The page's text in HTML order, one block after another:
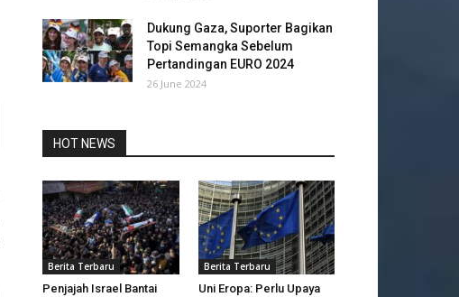
Dukung Gaza, Suporter Bagikan
Topi Semangka Sebelum
Pertandingan EURO 2024
26 June 2024
HOT NEWS
Berita Terbaru
Penjajah Israel Bantai
Berita Terbaru
Uni Eropa: Perlu Upaya